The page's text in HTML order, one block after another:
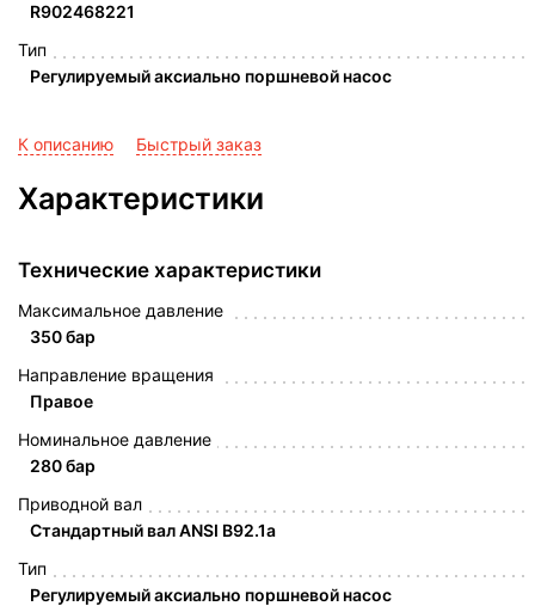
R902468221
Тип
Регулируемый аксиально поршневой насос
К описанию Быстрый заказ
Характеристики
Технические характеристики
Максимальное давление
350 бар
Направление вращения
Правое
Номинальное давление
280 бар
Приводной вал
Стандартный вал ANSI B92.1a
Тип
Регулируемый аксиально поршневой насос